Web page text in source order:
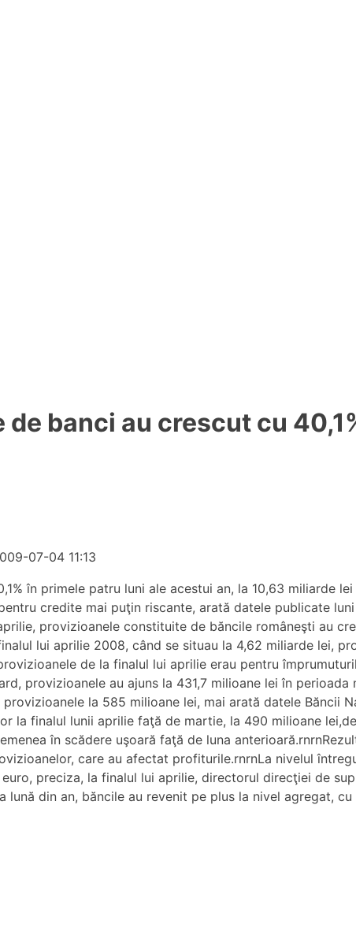
banci au crescut cu
07-04 11:13
în primele patru luni ale acestui an, la 10,63 miliarde
credite mai puţin riscante, arată datele publicate
provizioanele constituite de băncile româneşti au
lui aprilie 2008, când se situau la 4,62 miliarde lei,
de la finalul lui aprilie erau pentru
provizioanele au ajuns la 431,7 milioane lei în
la 585 milioane lei, mai arată datele Băncii
la finalul lunii aprilie faţă de martie, la 490 milioane
în scădere uşoară faţă de luna
care au afectat profiturile.rnrnLa nivelul
preciza, la finalul lui aprilie, directorul direcţiei de
lună din an, băncile au revenit pe plus la nivel agregat,